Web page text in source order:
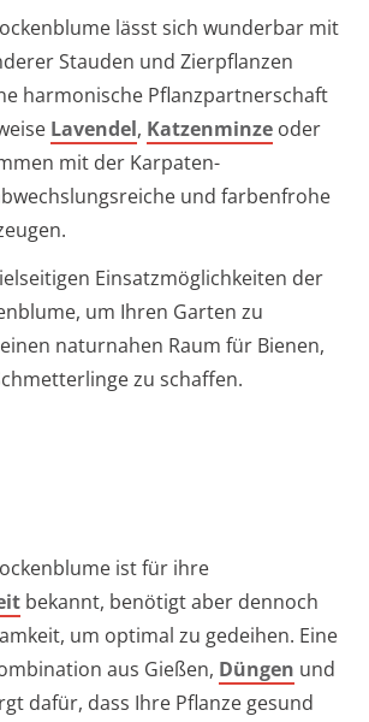
lässt sich wunderbar mit
Stauden und Zierpflanzen
harmonische Pflanzpartnerschaft
Lavendel, Katzenminze oder
mit der Karpaten-
und farbenfrohe
Einsatzmöglichkeiten der
um Ihren Garten zu
naturnahen Raum für Bienen,
zu schaffen.
ist für ihre
bekannt, benötigt aber dennoch
um optimal zu gedeihen. Eine
aus Gießen, Düngen und
dafür, dass Ihre Pflanze gesund